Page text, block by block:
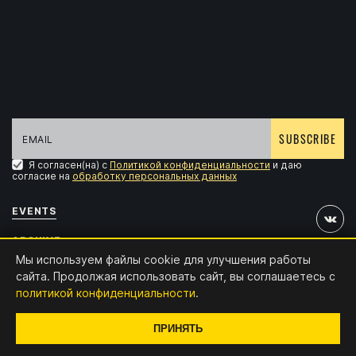
Мы используем файлы cookie для улучшения работы
сайта. Продолжая использовать сайт, вы соглашаетесь с
политикой конфиденциальности.
ПРИНЯТЬ
SUBSCRIBE
Я согласен(на) с Политикой конфиденциальности и даю
согласие на обработку персональных данных
EVENTS
ARCHIVE
ACCREDITATION
CONTACTS
x4.digital